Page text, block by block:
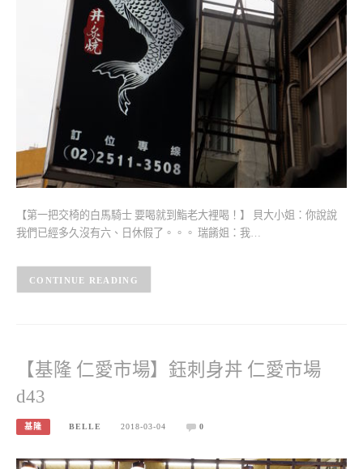
【第一把交椅的白馬騎士 要喝就到鮨老大裡喝！】 貝大小姐：你說說
我們已經多久沒有六、日休假了。。。 瑞餚姐：我…
CONTINUE READING
【基隆 仁愛市場】鈺刺身丼 仁愛市場
d43
基隆 BELLE 2018-03-04 0